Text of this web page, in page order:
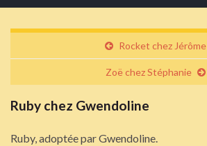
Rocket chez Jérôme
Zoë chez Stéphanie
Ruby chez Gwendoline
Ruby, adoptée par Gwendoline.